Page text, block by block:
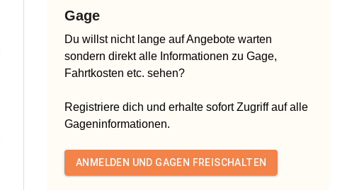
Gage
Du willst nicht lange auf Angebote warten
sondern direkt alle Informationen zu Gage,
Fahrtkosten etc. sehen?
Registriere dich und erhalte sofort Zugriff auf alle
Gageninformationen.
ANMELDEN UND GAGEN FREISCHALTEN